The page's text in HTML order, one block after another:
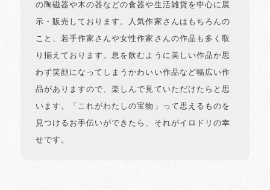
の陶磁器や木の器などの食器や生活雑貨を中心に展
示・販売しております。人気作家さんはもちろんの
こと、若手作家さんや女性作家さんの作品も多く取
り揃えております。息を飲むように美しい作品か思
わず笑顔になってしまうかわいい作品など幅広い作
品がありますので、楽しんで見ていただけたらと思
います。「これがわたしの宝物」って思えるものを
見つけるお手伝いができたら、それがイロドリの幸
せです。